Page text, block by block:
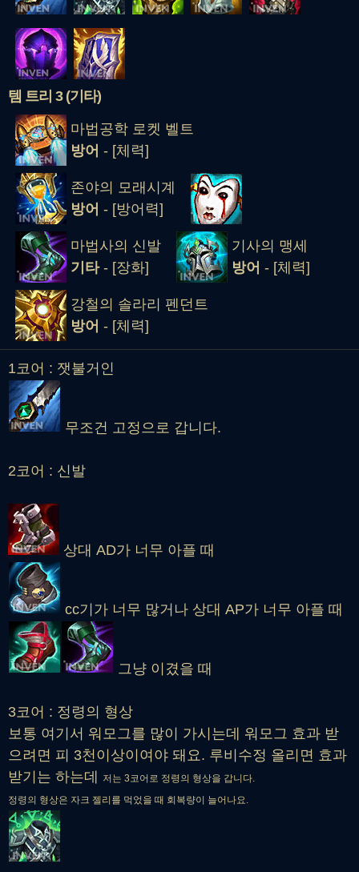
템 트리 3 (기타)
마법공학 로켓 벨트
방어 - [체력]
존야의 모래시계
방어 - [방어력]
마법사의 신발
기타- [장화]
기사의 맹세
방어 - [체력]
강철의 솔라리 펜던트
방어 - [체력]
1코어 : 잿불거인
무조건 고정으로 갑니다.
2코어 : 신발
상대 AD가 너무 아플 때
cc기가 너무 많거나 상대 AP가 너무 아플 때
그냥 이겼을 때
3코어 : 정령의 형상
보통 여기서 워모그를 많이 가시는데 워모그 효과 받
으려면 피 3천이상이여야 돼요. 루비수정 올리면 효과
받기는 하는데 저는 3코어로 정령의 형상을 갑니다.
정령의 형상은 자크 젤리를 먹었을 때 회복량이 늘어나요.